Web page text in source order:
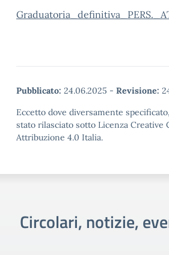
Pubblicato: 24.06.2025 - Revisione:
Eccetto dove diversamente
stato rilasciato sotto Licenza Creative
Attribuzione 4.0 Italia.
Circolari, notizie,